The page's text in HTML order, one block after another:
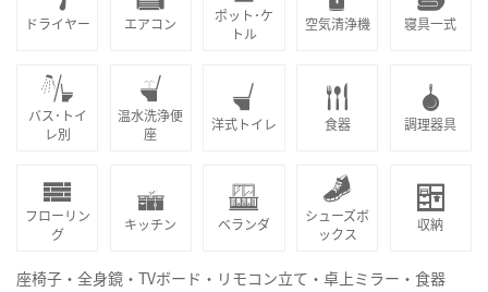
ドライヤー エアコン
ポット･ケ
トル
空気清浄機 寝具一式
バス･トイ
レ別
温水洗浄便
座
洋式トイレ 食器 調理器具
フローリン
グ
キッチン ベランダ
シューズボ
ックス
収納
座椅子・全身鏡・TVボード・リモコン立て・卓上ミラー・食器